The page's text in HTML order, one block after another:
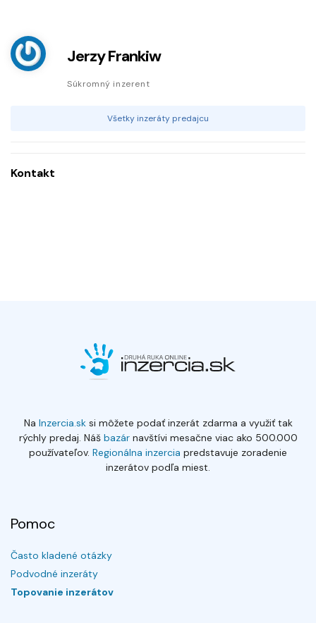
Jerzy Frankiw
Súkromný inzerent
Všetky inzeráty predajcu
Kontakt
Na Inzercia.sksi môžete podať inzerát zdarma a využiť tak
rýchly predaj. Náš bazárnavštívi mesačne viac ako 500.000
používateľov. Regionálna inzercia predstavuje zoradenie
inzerátov podľa miest.
Pomoc
Často kladené otázky
Podvodné inzeráty
Topovanie inzerátov